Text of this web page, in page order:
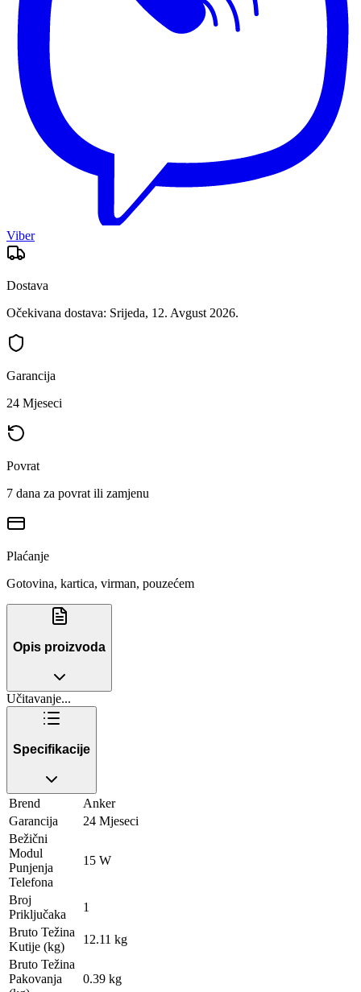
Viber
Dostava
Očekivana dostava: Srijeda, 12. Avgust 2026.
Garancija
24 Mjeseci
Povrat
7 dana za povrat ili zamjenu
Plaćanje
Gotovina, kartica, virman, pouzećem
Opis proizvoda
Učitavanje...
Specifikacije
Brend
Anker
Garancija
24 Mjeseci
Bežični
Modul
Punjenja
Telefona
15 W
Broj
Priključaka
1
Bruto Težina
Kutije (kg)
12.11 kg
Bruto Težina
Pakovanja
0.39 kg